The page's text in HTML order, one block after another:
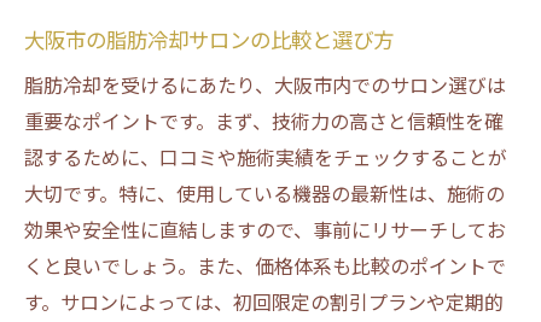
大阪市の脂肪冷却サロンの比較と選び方
脂肪冷却を受けるにあたり、大阪市内でのサロン選びは
重要なポイントです。まず、技術力の高さと信頼性を確
認するために、口コミや施術実績をチェックすることが
大切です。特に、使用している機器の最新性は、施術の
効果や安全性に直結しますので、事前にリサーチしてお
くと良いでしょう。また、価格体系も比較のポイントで
す。サロンによっては、初回限定の割引プランや定期的